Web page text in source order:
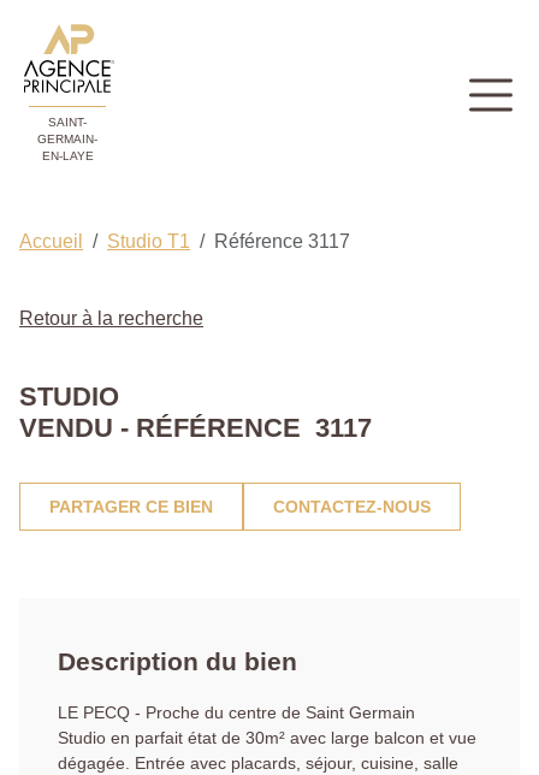
SAINT-
GERMAIN-
EN-LAYE
Accueil Studio T1 Référence 3117
Retour à la recherche
STUDIO
VENDU - RÉFÉRENCE 3117
PARTAGER CE BIEN CONTACTEZ-NOUS
Description du bien
LE PECQ - Proche du centre de Saint Germain
Studio en parfait état de 30m² avec large balcon et vue
dégagée. Entrée avec placards, séjour, cuisine, salle